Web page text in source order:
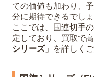
ての価値も加わり、
分に期待できるでしょ
ここでは、国連切手
定しており、買取で
シリーズ」を詳しく